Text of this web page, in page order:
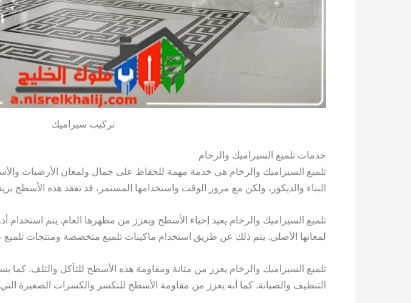
تركيب سيراميك
خدمات تلميع السيراميك والرخام
تلميع السيراميك والرخام هي خدمة مهمة للحفاظ على جمال ولمعان الأرضيات
البناء والديكور، ولكن مع مرور الوقت واستخدامها المستمر، قد تفقد هذه الأسطح
تلميع السيراميك والرخام يعيد إحياء الأسطح ويعزز من مظهرها العام. يتم استخدام
لمعانها الأصلي. يتم ذلك عن طريق استخدام ماكينات تلميع متخصصة ومنتجات تلميع
تلميع السيراميك والرخام يعزز من متانة ومقاومة هذه الأسطح للتآكل والتلف. كما
التنظيف والصيانة. كما أنه يعزز من مقاومة الأسطح للتكسر والكسرات الصغيرة